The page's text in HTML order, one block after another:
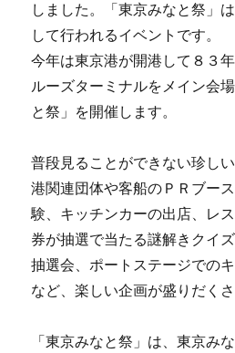
しました。「東京みなと祭」
して行われるイベントです。
今年は東京港が開港して８３
ルーズターミナルをメイン会
と祭」を開催します。
普段見ることができない珍し
港関連団体や客船のＰＲブー
験、キッチンカーの出店、レ
券が抽選で当たる謎解きクイ
抽選会、ポートステージでの
など、楽しい企画が盛りだく
「東京みなと祭」は、東京み